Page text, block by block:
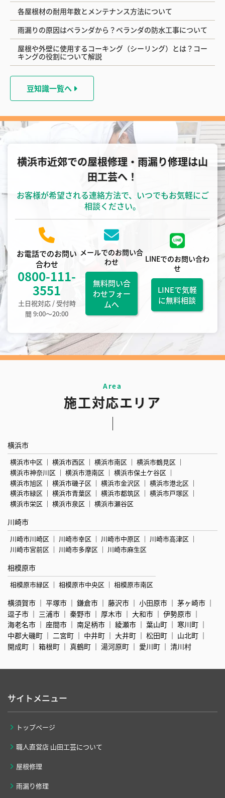
各屋根材の耐用年数とメンテナンス方法について
雨漏りの原因はベランダから？ベランダの防水工事について
屋根や外壁に使用するコーキング（シーリング）とは？コー
キングの役割について解説
豆知識一覧へ
横浜市近郊での屋根修理・雨漏り修理は山
田工芸へ！
お客様が希望される連絡方法で、いつでもお気軽にご
相談ください。
お電話でのお問い
合わせ
0800-111-
3551
土日祝対応 / 受付時
間 9:00〜20:00
メールでのお問い合
わせ
無料問い合
わせフォー
ムへ
LINEでのお問い合わ
せ
LINEで気軽
に無料相談
施工対応エリア
横浜市
横浜市中区 横浜市西区 横浜市南区
横浜市鶴見区
横浜市神奈川区
横浜市港南区
横浜市保土ケ谷区
横浜市旭区
横浜市磯子区 横浜市金沢区
横浜市港北区
横浜市緑区
横浜市青葉区 横浜市都筑区
横浜市戸塚区
横浜市栄区
横浜市泉区 横浜市瀬谷区
川崎市
川崎市川崎区 川崎市幸区 川崎市中原区
川崎市高津区
川崎市宮前区
川崎市多摩区 川崎市麻生区
相模原市
相模原市緑区 相模原市中央区 相模原市南区
横須賀市 平塚市 鎌倉市 藤沢市 小田原市
茅ヶ崎市
逗子市
三浦市 秦野市 厚木市 大和市
伊勢原市
海老名市
座間市 南足柄市 綾瀬市 葉山町
寒川町
中郡大磯町
二宮町 中井町 大井町 松田町
山北町
開成町
箱根町 真鶴町 湯河原町 愛川町 清川村
サイトメニュー
トップページ
職人直営店 山田工芸について
屋根修理
雨漏り修理